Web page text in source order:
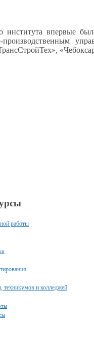
института впервые
работы
техникумов и колледжей